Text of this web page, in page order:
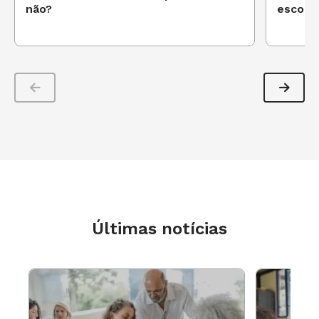
um colega de propósito, pois quando
semanas sem que a escola e a família
diretora sobrecarregada, mas dedicada, que
reconheceu valores nele e o estimulou a
engravidou novamente, deixou a escola e, dois
filhos e cinco anos depois, pensa agora em
não?
escola?
Últimas notícias